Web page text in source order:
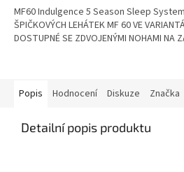
MF60 Indulgence 5 Season Sleep System
ŠPIČKOVÝCH LEHÁTEK MF 60 VE
DOSTUPNÉ SE ZDVOJENÝMI NOHAMI NA
Popis Hodnocení Diskuze Značka
Detailní popis produktu